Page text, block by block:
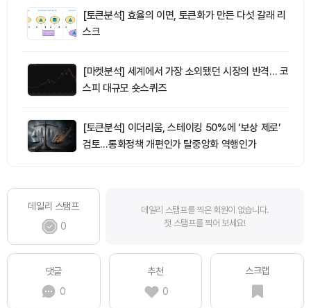
[토큰분석] 효율의 이면, 토큰화가 만든 다섯 갈래 리
스크
[마켓분석] 세계에서 가장 소외됐던 시장의 반격… 코
스피 대규모 숏스퀴즈
[토큰분석] 이더리움, 스테이킹 50%에 ‘보상 제로’
검토…통화정책 개편인가 탈중앙화 역행인가
데일리 스탬프
0
데일리 스탬프를 찍은 회원이 없습니다.
첫 스탬프를 찍어 보세요!
댓글
0
추천
0
스크랩